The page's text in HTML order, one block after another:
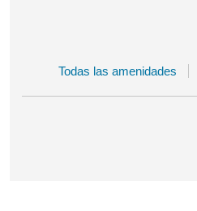
Todas las amenidades